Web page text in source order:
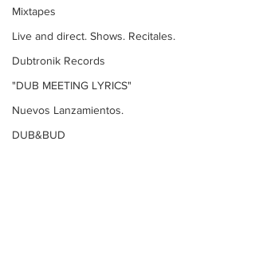
Mixtapes
Live and direct. Shows. Recitales.
Dubtronik Records
"DUB MEETING LYRICS"
Nuevos Lanzamientos.
DUB&BUD